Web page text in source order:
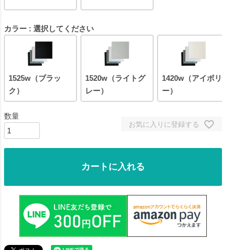
カラー 選択してください
1525w（ブラッ
ク）
1520w（ライトグ
レー）
1420w（アイボリ
ー）
お気に入りに登録する
カートに入れる